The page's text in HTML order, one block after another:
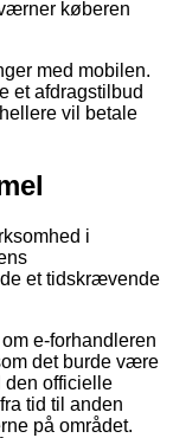
køberen
med mobilen.
et afdragstilbud
vil betale
i
et tidskrævende
e-forhandleren
det burde være
den officielle
tid til anden
på området.